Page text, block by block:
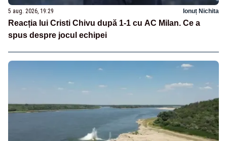
5 aug. 2026, 19:29 Ionuț Nichita
Reacția lui Cristi Chivu după 1-1 cu AC Milan. Ce a
spus despre jocul echipei